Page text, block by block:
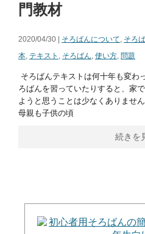
門教材
2020/04/30 | そろばんについて, そろ
本, テキスト , そろばん, 使い方, 問題
そろばんテキストは何十年も変わ
ろばんを習っていたりすると、家
ようと思うことは少なくありませ
母親も子供の頃
続きを